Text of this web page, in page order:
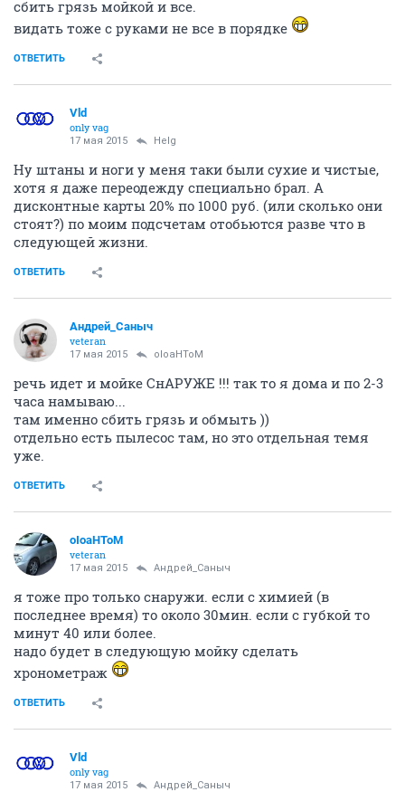
сбить грязь мойкой и все.
видать тоже с руками не все в порядке
ОТВЕТИТЬ
Vld
only vag
17 мая 2015 Helg
Ну штаны и ноги у меня таки были сухие и чистые,
хотя я даже переодежду специально брал. А
дисконтные карты 20% по 1000 руб. (или сколько они
стоят?) по моим подсчетам отобьются разве что в
следующей жизни.
ОТВЕТИТЬ
Андрей_Саныч
veteran
17 мая 2015 oIoaHToM
речь идет и мойке СнАРУЖЕ !!! так то я дома и по 2-3
часа намываю...
там именно сбить грязь и обмыть ))
отдельно есть пылесос там, но это отдельная темя
уже.
ОТВЕТИТЬ
oIoaHToM
veteran
17 мая 2015 Андрей_Саныч
я тоже про только снаружи. если с химией (в
последнее время) то около 30мин. если с губкой то
минут 40 или более.
надо будет в следующую мойку сделать
хронометраж
ОТВЕТИТЬ
Vld
only vag
17 мая 2015 Андрей_Саныч